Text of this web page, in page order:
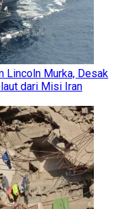
Lincoln Murka, Desak
dari Misi Iran